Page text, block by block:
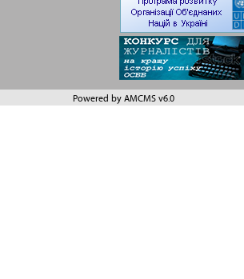
Powered by AMCMS v6.0